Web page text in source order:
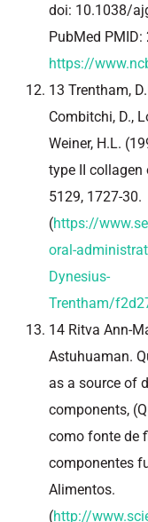
doi: 10.1038/
PubMed
https://
13 Trentham,
Combitchi, D.,
Weiner, H.L.
type II collagen
5129, 1727-30.
(https://
oral-
Dynesius-
Trentham/
14 Ritva Ann-
Astuhuaman.
as a source of
components,
como fonte de
componentes
Alimentos.
(http://